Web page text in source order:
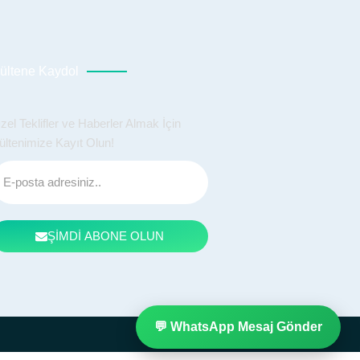
Kaydol
Teklifler ve Haberler Almak İçin
Kayıt Olun!
ŞİMDİ ABONE OLUN
💬 WhatsApp Mesaj Gönder